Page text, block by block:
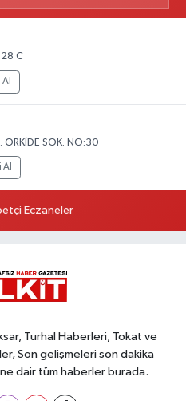
C
ORKİDE SOK. NO:30
Al
Eczaneler
Turhal Haberleri, Tokat ve
Son gelişmeleri son dakika
dair tüm haberler burada.